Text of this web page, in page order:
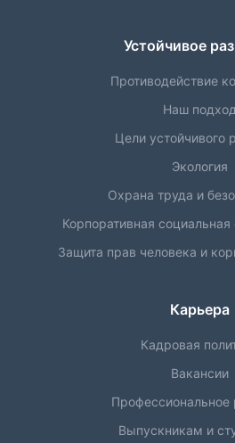
Устойчивое
Противодействие
Наш подход
Цели устойчивого
Экология
Охрана труда и
Корпоративная социальная
Защита прав человека и
Карьера
Кадровая
Вакансии
Профессиональное
Выпускникам и